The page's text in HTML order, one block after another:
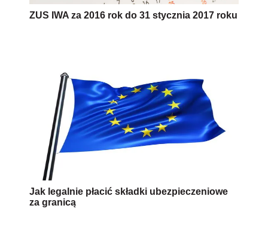
ZUS IWA za 2016 rok do 31 stycznia 2017 roku
Jak legalnie płacić składki ubezpieczeniowe
za granicą